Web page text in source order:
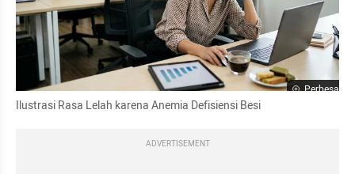
Perbesar
Ilustrasi Rasa Lelah karena Anemia Defisiensi Besi
ADVERTISEMENT